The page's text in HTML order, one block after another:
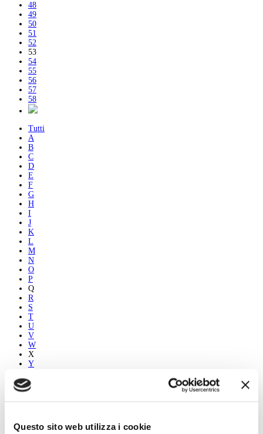
Questo sito web utilizza i cookie
48
49
50
51
52
53
54
55
56
57
58
Tutti
A
B
C
D
E
F
G
H
I
J
K
L
M
N
O
P
Q
R
S
T
U
V
W
X
Y
B